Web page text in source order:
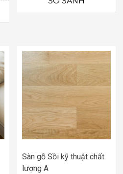
sao
Sàn gỗ Sồi kỹ thuật chất
lượng A